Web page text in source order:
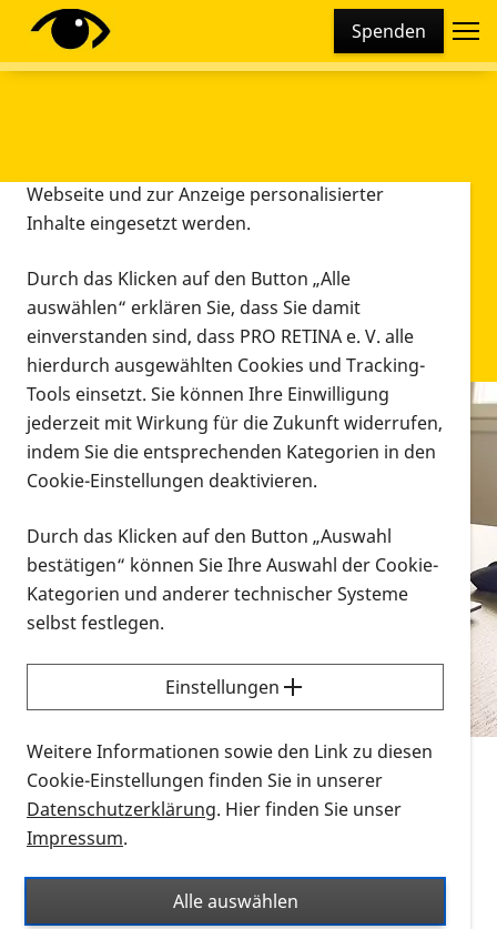
Spenden
Infomaterial
Infomaterial
Vorlesen
Alle Infomaterialien in verschiedenen
Formaten an einem Ort
Sie möchten wissen, wie Sie nach Infonmaterial
suchen und dieses bestellen bzw. herunterladen
können? Schauen Sie sich dieErklärvideos zum
Thema Infomaterial auf der PRO RETINA-Website
für blinde und sehbehinderte Menschen an.
Auf dieser Seite finden Sie sämtliches Infomaterial
Ort. Nutzen Sie den Formatfilter, um ausschließlich
nach Flyern und Broschüren, Audios oder Videos zu
Diese Webseite setzt verschiedene Cookies und
Tracking-Tools ein. Dies beinhaltet Cookies und
Webseite und zur Anzeige personalisierter
Inhalte eingesetzt werden.
Durch das Klicken auf den Button „Alle
auswählen“ erklären Sie, dass Sie damit
einverstanden sind, dass PRO RETINA e. V. alle
hierdurch ausgewählten Cookies und Tracking-
Tools einsetzt. Sie können Ihre Einwilligung
jederzeit mit Wirkung für die Zukunft widerrufen,
indem Sie die entsprechenden Kategorien in den
Cookie-Einstellungen deaktivieren.
Durch das Klicken auf den Button „Auswahl
bestätigen“ können Sie Ihre Auswahl der Cookie-
Kategorien und anderer technischer Systeme
selbst festlegen.
Einstellungen
Weitere Informationen sowie den Link zu diesen
Cookie-Einstellungen finden Sie in unserer
Datenschutzerklärung. Hier finden Sie unser
Impressum.
Alle auswählen